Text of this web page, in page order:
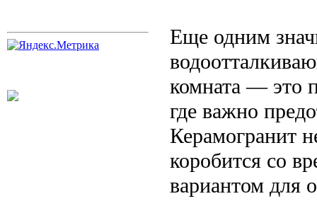
Еще одним
комната — это
где важно
Керамогранит
коробится со
вариантом для